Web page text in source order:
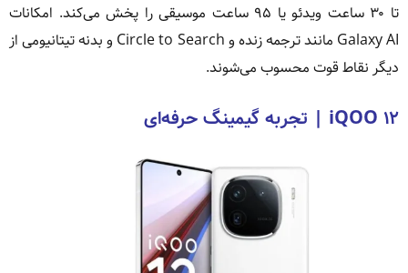
تا ۳۰ ساعت ویدئو یا ۹۵ ساعت موسیقی را پخش می‌کند. امکانات
Galaxy AI مانند ترجمه زنده و Circle to Search و بدنه تیتانیومی از
دیگر نقاط قوت محسوب می‌شوند.
iQOO ۱۲ | تجربه گیمینگ حرفه‌ای